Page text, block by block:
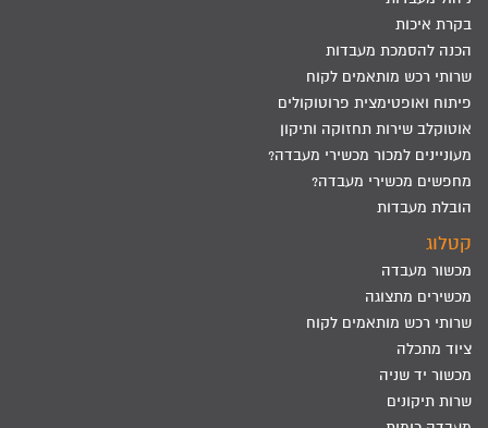
בקרת איכות
הכנה להסמכת מעבדות
שרותי רכש מותאמים לקוח
פיתוח ואופטימצית פרוטוקולים
אוטוקלב שירות תחזוקה ותיקון
מעוניינים למכור מכשירי מעבדה?
מחפשים מכשירי מעבדה?
הובלת מעבדות
קטלוג
מכשור מעבדה
מכשירים מתצוגה
שרותי רכש מותאמים לקוח
ציוד מתכלה
מכשור יד שניה
שרות תיקונים